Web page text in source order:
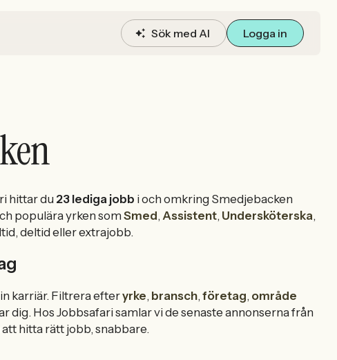
Sök med AI Logga in
hittar du 23 lediga jobb i och omkring Smedjebacken
populära yrken som Smed,Assistent, Undersköterska,
deltid eller extrajobb.
karriär. Filtrera efteryrke, bransch,företag, område
Hos Jobbsafari samlar vi de senaste annonserna från
hitta rätt jobb, snabbare.